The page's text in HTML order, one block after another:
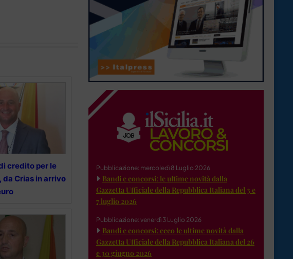
credito per le
da Crias in arrivo
Pubblicazione: mercoledì 8 Luglio 2026
Bandi e concorsi: le ultime novità dalla
Gazzetta Ufficiale della Repubblica Italiana del 3 e
7 luglio 2026
Pubblicazione: venerdì 3 Luglio 2026
Bandi e concorsi: ecco le ultime novità dalla
Gazzetta Ufficiale della Repubblica Italiana del 26
e 30 giugno 2026